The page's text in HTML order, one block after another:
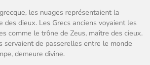
les nuages représentaient la
des dieux. Les Grecs anciens voyaient les
comme le trône de Zeus, maître des cieux.
servaient de passerelles entre le monde
demeure divine.